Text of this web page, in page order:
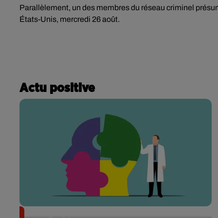
Parallèlement, un des membres du réseau criminel
États-Unis, mercredi 26 août.
Actu positive